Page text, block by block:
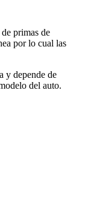
primas de
por lo cual las
y depende de
del auto.